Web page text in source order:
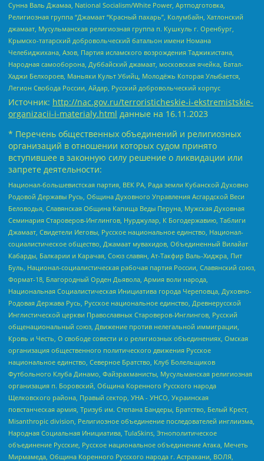
Сунна Валь Джамаа, National Socialism/White Power, Артподготовка,
Религиозная группа “Джамаат “Красный пахарь”, Колумбайн, Хатлонский
джамаат, Мусульманская религиозная группа п. Кушкуль г. Оренбург,
Крымско-татарский добровольческий батальон имени Номана
Челебиджихана, Азов, Партия исламского возрождения Таджикистана,
Народная самооборона, Дуббайский джамаат, московская ячейка, Батал-
Хаджи Белхороев, Маньяки Культ Убийц, Молодёжь Которая Улыбается,
Легион Свобода России, Айдар, Русский добровольческий корпус
Источник: http://nac.gov.ru/terroristicheskie-i-ekstremistskie-
organizacii-i-materialy.html данные на 16.11.2023
* Перечень общественных объединений и религиозных
организаций в отношении которых судом принято
вступившее в законную силу решение о ликвидации или
запрете деятельности:
Национал-большевистская партия, ВЕК РА, Рада земли Кубанской Духовно
Родовой Державы Русь, Община Духовного Управления Асгардской Веси
Беловодья, Славянская Община Капища Веды Перуна, Мужская Духовная
Семинария Староверов-Инглингов, Нурджулар, К Богодержавию, Таблиги
Джамаат, Свидетели Иеговы, Русское национальное единство, Национал-
социалистическое общество, Джамаат мувахидов, Объединенный Вилайат
Кабарды, Балкарии и Карачая, Союз славян, Ат-Такфир Валь-Хиджра, Пит
Буль, Национал-социалистическая рабочая партия России, Славянский союз,
Формат-18, Благородный Орден Дьявола, Армия воли народа,
Национальная Социалистическая Инициатива города Череповца, Духовно-
Родовая Держава Русь, Русское национальное единство, Древнерусской
Инглистической церкви Православных Староверов-Инглингов, Русский
общенациональный союз, Движение против нелегальной иммиграции,
Кровь и Честь, О свободе совести и о религиозных объединениях, Омская
организация общественного политического движения Русское
национальное единство, Северное Братство, Клуб Болельщиков
Футбольного Клуба Динамо, Файзрахманисты, Мусульманская религиозная
организация п. Боровский, Община Коренного Русского народа
Щелковского района, Правый сектор, УНА - УНСО, Украинская
повстанческая армия, Тризуб им. Степана Бандеры, Братство, Белый Крест,
Misanthropic division, Религиозное объединение последователей инглиизма,
Народная Социальная Инициатива, TulaSkins, Этнополитическое
объединение Русские, Русское национальное объединение Атака, Мечеть
Мирмамеда, Община Коренного Русского народа г. Астрахани, ВОЛЯ,